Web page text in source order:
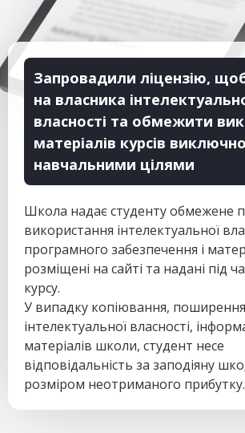
Запровадили ліцензію,
на власника
власності та обмежити
матеріалів курсів виключно
навчальними цілями
Школа надає студенту обмежене
використання інтелектуальної
програмного забезпечення і
розміщені на сайті та надані під
курсу.
У випадку копіювання,
інтелектуальної власності,
матеріалів школи, студент несе
відповідальність за заподіяну
розміром неотриманого прибутку.